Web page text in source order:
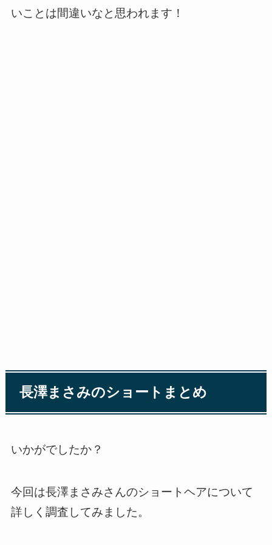
いことは間違いなと思われます！
長澤まさみのショートまとめ
いかがでしたか？
今回は長澤まさみさんのショートヘアについて
詳しく調査してみました。